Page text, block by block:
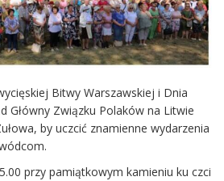
Bitwy Warszawskiej i Dnia
Główny Związku Polaków na Litwie
by uczcić znamienne wydarzenia
przy pamiątkowym kamieniu ku czci